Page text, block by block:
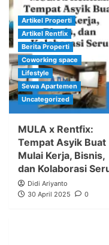
Artikel Properti
Artikel Rentfix
Berita Properti
Coworking space
Lifestyle
Sewa Apartemen
Uncategorized
MULA x Rentfix:
Tempat Asyik Buat
Mulai Kerja, Bisnis,
dan Kolaborasi
Didi Ariyanto
30 April 2025
0